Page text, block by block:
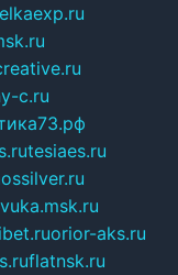
c.ru
tesiaes.ru
orior-aks.ru
flatnsk.ru